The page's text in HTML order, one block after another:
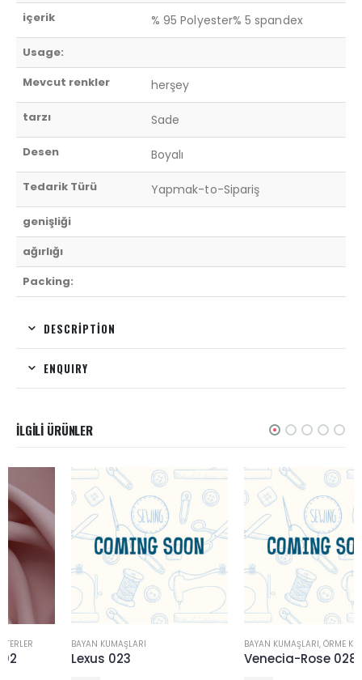
içerik % 95 Polyester% 5 spandex
Usage:
Mevcut renkler
herşey
tarzı Sade
Desen Boyalı
Tedarik Türü Yapmak-to-Sipariş
genişliği
ağırlığı
Packing:
DESCRIPTION
ENQUIRY
İLGILI ÜRÜNLER
BAYAN KUMAŞLARI
Lexus 023
BAYAN KUMAŞLARI,ÖRME KUMAŞLAR
Venecia-Rose 028